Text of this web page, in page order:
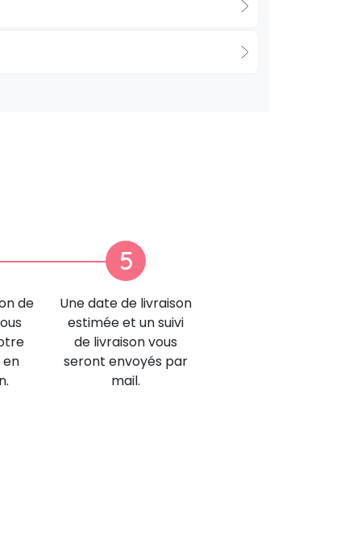
de
5
Une date de livraison
estimée et un suivi
de livraison vous
seront envoyés par
mail.